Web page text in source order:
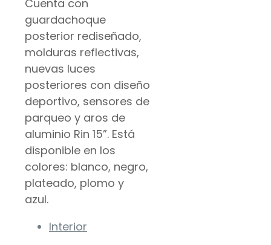
Cuenta con
guardachoque
posterior rediseñado,
molduras reflectivas,
nuevas luces
posteriores con diseño
deportivo, sensores de
parqueo y aros de
aluminio Rin 15”. Está
disponible en los
colores: blanco, negro,
plateado, plomo y
azul.
Interior